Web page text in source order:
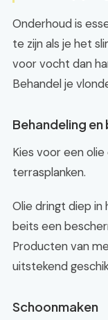
Onderhoud is
te zijn als je het
voor vocht dan
Behandel je
Behandeling
Kies voor een
terrasplanken.
Olie dringt diep
beits een
Producten van
uitstekend
Schoonmaken